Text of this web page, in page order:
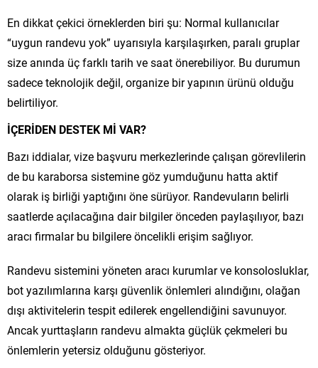
En dikkat çekici örneklerden biri şu: Normal kullanıcılar
“uygun randevu yok” uyarısıyla karşılaşırken, paralı gruplar
size anında üç farklı tarih ve saat önerebiliyor. Bu durumun
sadece teknolojik değil, organize bir yapının ürünü olduğu
belirtiliyor.
İÇERİDEN DESTEK Mİ VAR?
Bazı iddialar, vize başvuru merkezlerinde çalışan görevlilerin
de bu karaborsa sistemine göz yumduğunu hatta aktif
olarak iş birliği yaptığını öne sürüyor. Randevuların belirli
saatlerde açılacağına dair bilgiler önceden paylaşılıyor, bazı
aracı firmalar bu bilgilere öncelikli erişim sağlıyor.
Randevu sistemini yöneten aracı kurumlar ve konsolosluklar,
bot yazılımlarına karşı güvenlik önlemleri alındığını, olağan
dışı aktivitelerin tespit edilerek engellendiğini savunuyor.
Ancak yurttaşların randevu almakta güçlük çekmeleri bu
önlemlerin yetersiz olduğunu gösteriyor.